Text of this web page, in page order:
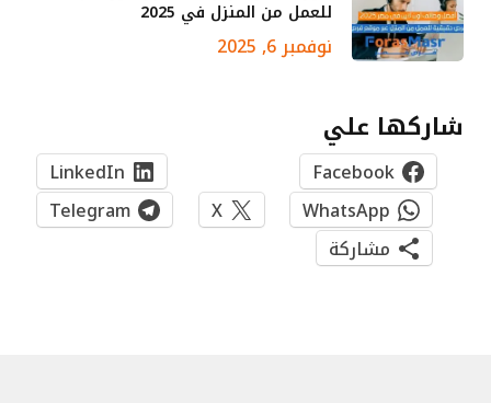
للعمل من المنزل في 2025
نوفمبر 6, 2025
شاركها علي
Facebook
LinkedIn
WhatsApp
X
Telegram
مشاركة